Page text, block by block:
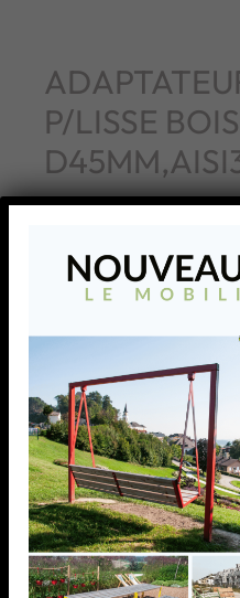
P/LISSE BOIS
ADAPTATEUR FEMELLE